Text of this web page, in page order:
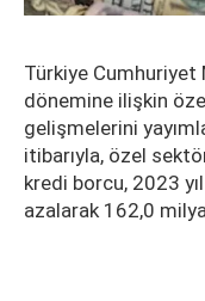
Türkiye Cumhuriyet
dönemine ilişkin
gelişmelerini
itibarıyla, özel
kredi borcu, 2023
azalarak 162,0